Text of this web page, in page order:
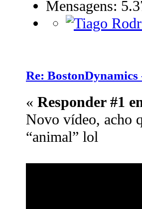
Mensagens:
Re:
« Responder #1
Novo vídeo, acho
“animal” lol